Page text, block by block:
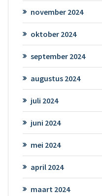
november 2024
oktober 2024
september 2024
augustus 2024
juli 2024
juni 2024
mei 2024
april 2024
maart 2024